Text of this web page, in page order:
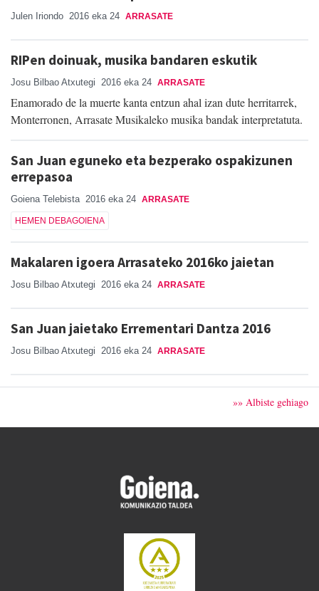
Julen Iriondo 2016 eka 24 ARRASATE
RIPen doinuak, musika bandaren eskutik
Josu Bilbao Atxutegi 2016 eka 24 ARRASATE
Enamorado de la muerte kanta entzun ahal izan dute herritarrek,
Monterronen, Arrasate Musikaleko musika bandak interpretatuta.
San Juan eguneko eta bezperako ospakizunen
errepasoa
Goiena Telebista 2016 eka 24 ARRASATE
HEMEN DEBAGOIENA
Makalaren igoera Arrasateko 2016ko jaietan
Josu Bilbao Atxutegi 2016 eka 24 ARRASATE
San Juan jaietako Errementari Dantza 2016
Josu Bilbao Atxutegi 2016 eka 24 ARRASATE
»» Albiste gehiago